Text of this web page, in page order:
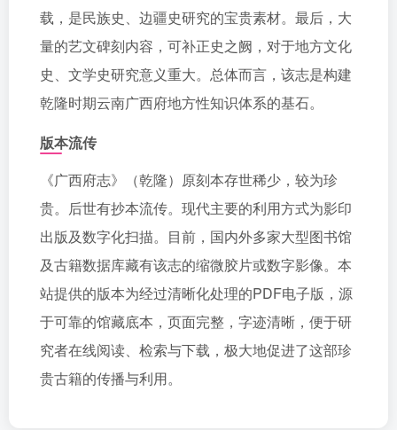
载，是民族史、边疆史研究的宝贵素材。最后，大
量的艺文碑刻内容，可补正史之阙，对于地方文化
史、文学史研究意义重大。总体而言，该志是构建
乾隆时期云南广西府地方性知识体系的基石。
版本流传
《广西府志》（乾隆）原刻本存世稀少，较为珍
贵。后世有抄本流传。现代主要的利用方式为影印
出版及数字化扫描。目前，国内外多家大型图书馆
及古籍数据库藏有该志的缩微胶片或数字影像。本
站提供的版本为经过清晰化处理的PDF电子版，源
于可靠的馆藏底本，页面完整，字迹清晰，便于研
究者在线阅读、检索与下载，极大地促进了这部珍
贵古籍的传播与利用。